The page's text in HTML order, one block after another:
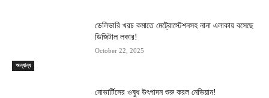
অন্যান্য
ডেলিভারি খরচ কমাতে মেট্রোস্টেশনসহ নানা এলাকায় বসেছে
ডিজিটাল লকার!
October 22, 2025
নোভার্টিসের ওষুধ উৎপাদন শুরু করল নেভিয়ান!